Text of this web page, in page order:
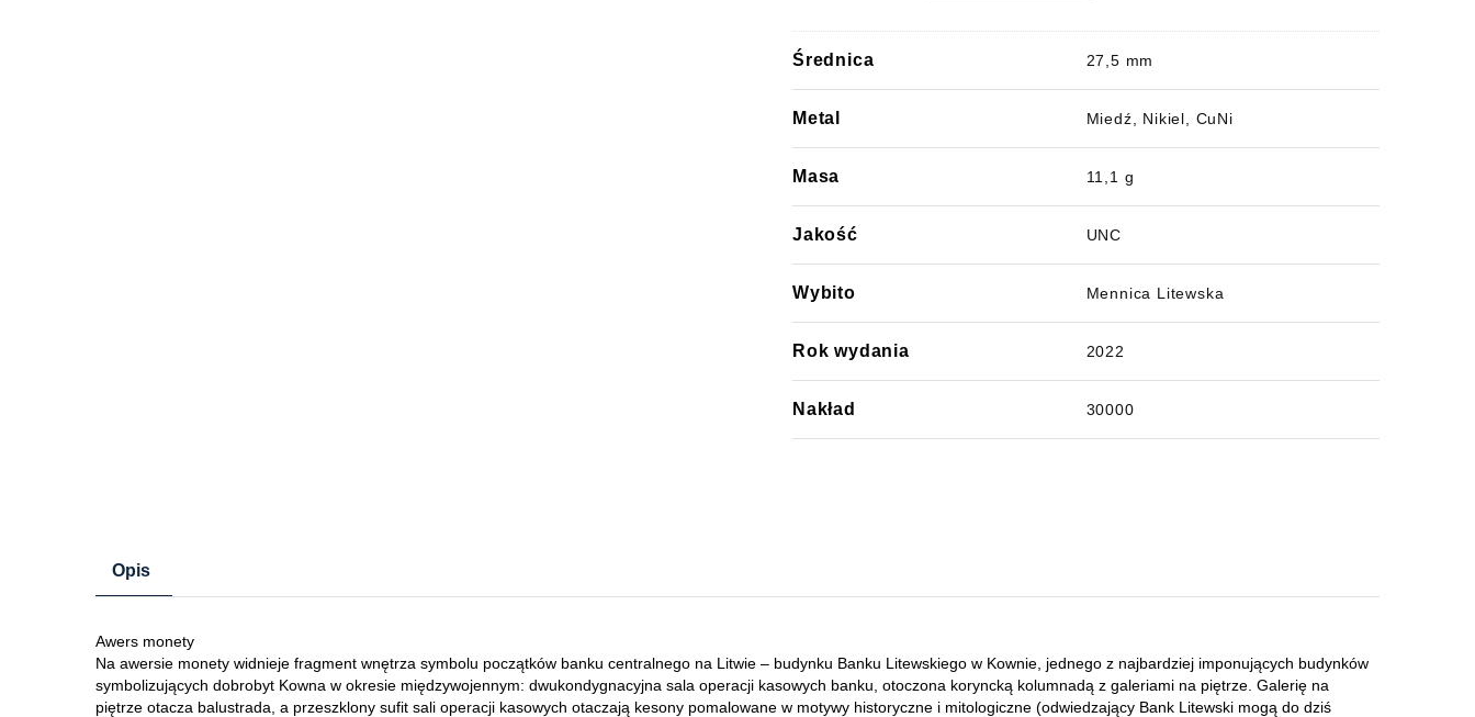
Średnica 27,5 mm
Metal Miedź, Nikiel, CuNi
Masa 11,1 g
Jakość UNC
Wybito Mennica Litewska
Rok wydania 2022
Nakład 30000
Opis
Awers monety
Na awersie monety widnieje fragment wnętrza symbolu początków banku centralnego na Litwie – budynku Banku Litewskiego w Kownie, jednego z najbardziej imponujących budynków
symbolizujących dobrobyt Kowna w okresie międzywojennym: dwukondygnacyjna sala operacji kasowych banku, otoczona koryncką kolumnadą z galeriami na piętrze. Galerię na
piętrze otacza balustrada, a przeszklony sufit sali operacji kasowych otaczają kesony pomalowane w motywy historyczne i mitologiczne (odwiedzający Bank Litewski mogą do dziś